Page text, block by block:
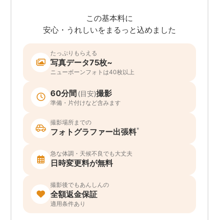
この基本料に
安心・うれしいをまるっと込めました
たっぷりもらえる
写真データ75枚~
ニューボーンフォトは40枚以上
60分間 (目安)撮影
準備・片付けなど含みます
撮影場所までの
フォトグラファー出張料*
急な体調・天候不良でも大丈夫
日時変更料が無料
撮影後でもあんしんの
全額返金保証
適用条件あり